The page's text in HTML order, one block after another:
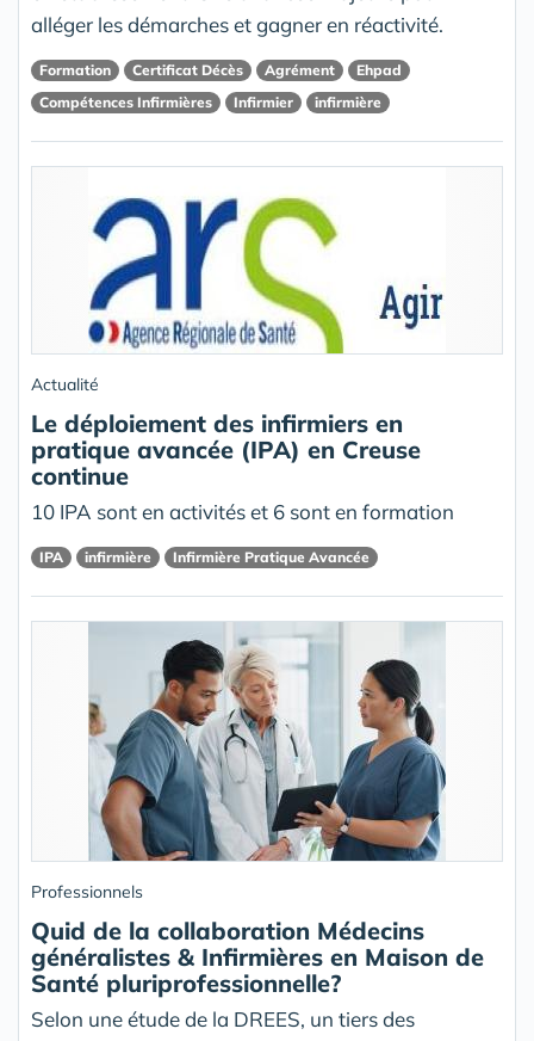
alléger les démarches et gagner en réactivité.
Formation Certificat Décès Agrément
Ehpad
Compétences Infirmières
Infirmier infirmière
Actualité
Le déploiement des infirmiers en
pratique avancée (IPA) en Creuse
continue
10 IPA sont en activités et 6 sont en formation
IPA infirmière Infirmière Pratique Avancée
Professionnels
Quid de la collaboration Médecins
généralistes & Infirmières en Maison de
Santé pluriprofessionnelle?
Selon une étude de la DREES, un tiers des